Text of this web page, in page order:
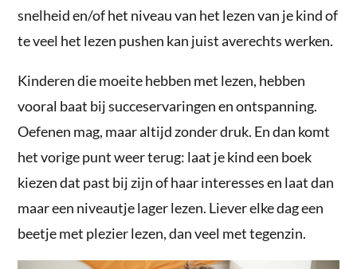
snelheid en/of het niveau van het lezen van je kind of
te veel het lezen pushen kan juist averechts werken.
Kinderen die moeite hebben met lezen, hebben
vooral baat bij succeservaringen en ontspanning.
Oefenen mag, maar altijd zonder druk. En dan komt
het vorige punt weer terug: laat je kind een boek
kiezen dat past bij zijn of haar interesses en laat dan
maar een niveautje lager lezen. Liever elke dag een
beetje met plezier lezen, dan veel met tegenzin.